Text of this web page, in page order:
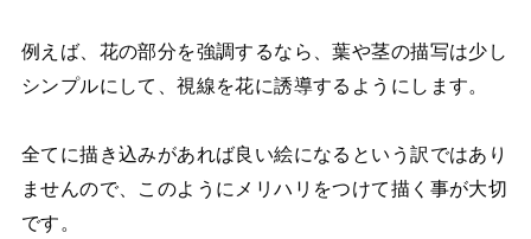
例えば、花の部分を強調するなら、葉や茎の描写は少し
シンプルにして、視線を花に誘導するようにします。
全てに描き込みがあれば良い絵になるという訳ではあり
ませんので、このようにメリハリをつけて描く事が大切
です。